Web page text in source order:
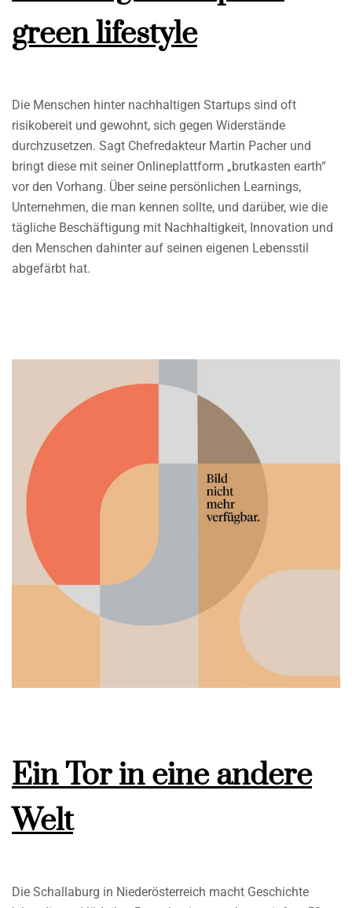
green lifestyle
Die Menschen hinter nachhaltigen Startups sind oft
risikobereit und gewohnt, sich gegen Widerstände
durchzusetzen. Sagt Chefredakteur Martin Pacher und
bringt diese mit seiner Onlineplattform „brutkasten earth“
vor den Vorhang. Über seine persönlichen Learnings,
Unternehmen, die man kennen sollte, und darüber, wie die
tägliche Beschäftigung mit Nachhaltigkeit, Innovation und
den Menschen dahinter auf seinen eigenen Lebensstil
abgefärbt hat.
Ein Tor in eine andere
Welt
Die Schallaburg in Niederösterreich macht Geschichte